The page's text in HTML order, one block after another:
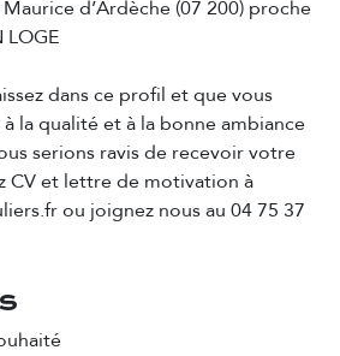
d’Ardèche (07 200) proche
LOGE
dans ce profil et que vous
la qualité et à la bonne ambiance
serions ravis de recevoir votre
CV et lettre de motivation à
ou joignez nous au 04 75 37